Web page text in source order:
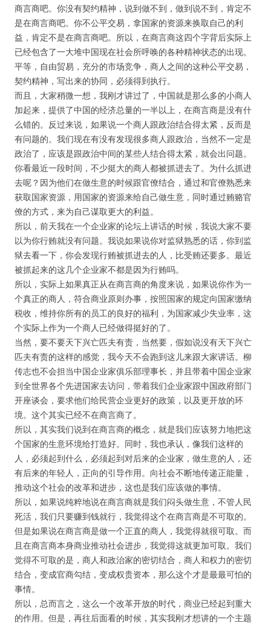
商言商吧。你没有契约精神，说到做不到，做到说不到，肯定不
是在商言商吧。你不公平交易，拿国家的资源来换取自己的利
益，肯定不是在商言商吧。所以，在商言商这四个字背后实际上
已经包含了一大堆中国现在社会所呼唤的各种精神状态的出现。
平等，自由贸易，充分的市场竞争，商人之间的这种公平交易，
契约精神，写出来的协同，必须得到执行。
而且，大家稍微一想，我刚才讲过了，中国就是那么多的小商人
加起来，提供了中国的经济总量的一半以上，在商言商是没有什
么错的。反过来说，如果说一个商人跟政治结合得太紧，反而是
有问题的。我们现在有没有发现很多商人跟政治，当然不一定是
政治了，应该是跟政治中间的某些人结合得太紧，就会出问题。
你看最近一段时间，不少挺大的商人都被抓进去了。为什么抓进
去呢？因为他们在做生意的时候跟官僚结合，通过和官僚熟悉来
获取国家资源，用国家的资源来给自己做生意，同时通过贿赂官
僚的方式，来为自己谋取更大的利益。
所以，前天我在一个企业家的论坛上讲话的时候，我说大家不要
以为你行贿就没有问题。我说如果说你对监狱熟悉的话，你到监
狱去看一下，你会发现行贿被抓进去的人，比受贿还要多。最近
被抓起来的这几个企业家不都是因为行贿吗。
所以，实际上如果真正从在商言商的角度来说，如果说你作为一
个真正的商人，符合商业原则办事，按照国家的规定向国家缴纳
税收，维持你所有的员工的良好的福利，为国家减少失业率，这
个实际上作为一个商人已经做得挺好的了。
当然，要不要天下兴亡匹夫有责，当然要，假如说没有天下兴亡
匹夫有责的这样的感觉，我今天不会跑到这儿来跟大家讲话。柳
传志也不会担当中国企业家俱乐部理事长，并且带着中国企业家
到全世界各个先进国家去访问，带着我们企业家跟中国政府部门
开座谈会，要求他们给民营企业更好的政策，以及更开放的环
境。这个其实已经不在商言商了。
所以，其实我们说到在商言商的概念，就是我们应该努力地把这
个国家的生意环境给打造好。同时，我也承认，像我们这样的
人，必须起到什么，必须起到对后来的企业家，做生意的人，还
有后来的年轻人，正向的引导作用。向社会不断地传递正能量，
推动这个社会的改革和进步，这也是我们应该做的事情。
所以，如果说纯粹地说在商言商就是我们闷头做生意，不管人民
死活，我们只要赚到钱就行，我觉得这个在商言商是不可取的。
但是如果说在商言商是做一个正直的商人，我觉得就很可取。而
且在商言商本身商业推动社会进步，我觉得这就更加可取。我们
觉得不可取的是，商人和政治家的密切结合，商人和权力的密切
结合，变成官商勾结，变成权贵资本，那么这个才是最最可怕的
事情。
所以，总而言之，这么一个改革开放的时代，商业已经起到重大
的作用。但是，再往后面看的时候，其实我刚才想讲的一个主题